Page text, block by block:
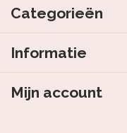
Categorieën
Informatie
Mijn account